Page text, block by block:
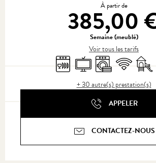
À partir de
385,00
Semaine (meublé)
Voir tous les tarifs
Lave vaisselle
TélévisionLave linge
WiFi Jeux
+ 30 autre(s) prestation(s)
APPELER
CONTACTEZ-NOUS